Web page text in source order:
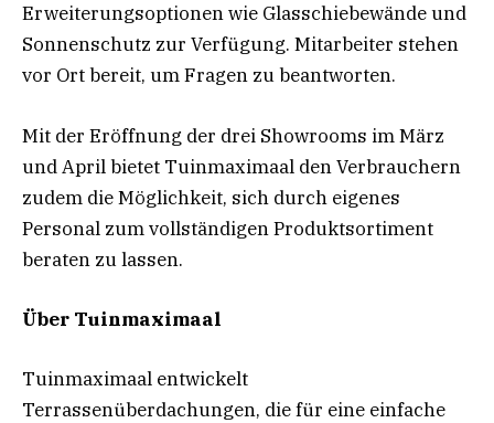
Erweiterungsoptionen wie Glasschiebewände und
Sonnenschutz zur Verfügung. Mitarbeiter stehen
vor Ort bereit, um Fragen zu beantworten.
Mit der Eröffnung der drei Showrooms im März
und April bietet Tuinmaximaal den Verbrauchern
zudem die Möglichkeit, sich durch eigenes
Personal zum vollständigen Produktsortiment
beraten zu lassen.
Über Tuinmaximaal
Tuinmaximaal entwickelt
Terrassenüberdachungen, die für eine einfache